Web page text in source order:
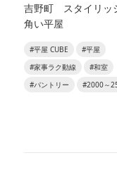
吉野町 スタイリッ
角い平屋
#平屋 CUBE
#平屋
#家事ラク動線
#和室
#パントリー
#2000～